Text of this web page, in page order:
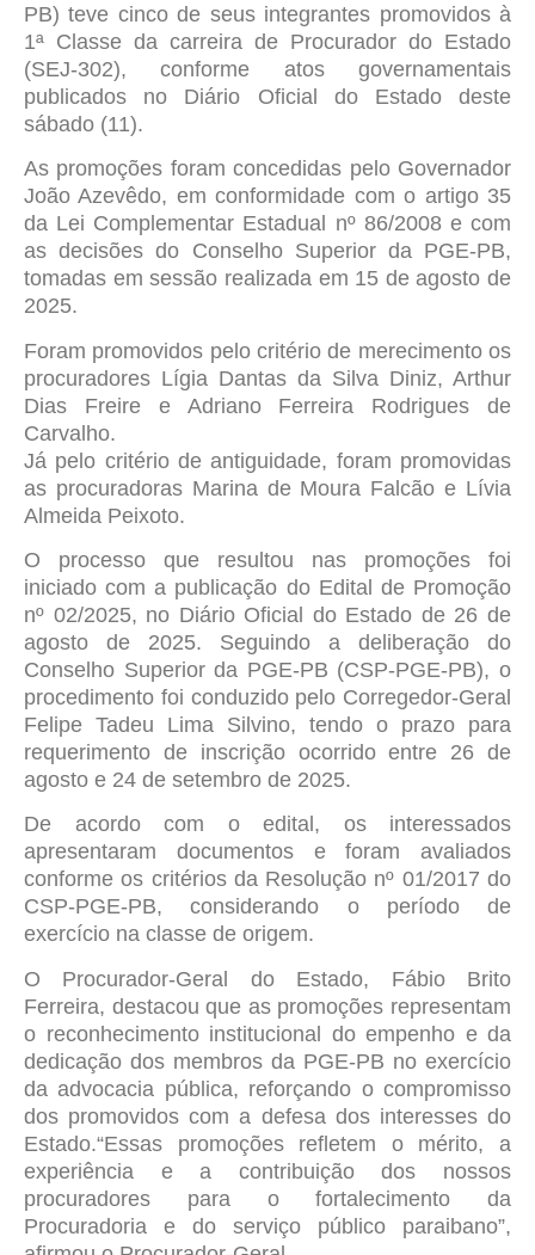
PB) teve cinco de seus integrantes promovidos à
1ª Classe da carreira de Procurador do Estado
(SEJ-302), conforme atos governamentais
publicados no Diário Oficial do Estado deste
sábado (11).
As promoções foram concedidas pelo Governador
João Azevêdo, em conformidade com o artigo 35
da Lei Complementar Estadual nº 86/2008 e com
as decisões do Conselho Superior da PGE-PB,
tomadas em sessão realizada em 15 de agosto de
2025.
Foram promovidos pelo critério de merecimento os
procuradores Lígia Dantas da Silva Diniz, Arthur
Dias Freire e Adriano Ferreira Rodrigues de
Carvalho.
Já pelo critério de antiguidade, foram promovidas
as procuradoras Marina de Moura Falcão e Lívia
Almeida Peixoto.
O processo que resultou nas promoções foi
iniciado com a publicação do Edital de Promoção
nº 02/2025, no Diário Oficial do Estado de 26 de
agosto de 2025. Seguindo a deliberação do
Conselho Superior da PGE-PB (CSP-PGE-PB), o
procedimento foi conduzido pelo Corregedor-Geral
Felipe Tadeu Lima Silvino, tendo o prazo para
requerimento de inscrição ocorrido entre 26 de
agosto e 24 de setembro de 2025.
De acordo com o edital, os interessados
apresentaram documentos e foram avaliados
conforme os critérios da Resolução nº 01/2017 do
CSP-PGE-PB, considerando o período de
exercício na classe de origem.
O Procurador-Geral do Estado, Fábio Brito
Ferreira, destacou que as promoções representam
o reconhecimento institucional do empenho e da
dedicação dos membros da PGE-PB no exercício
da advocacia pública, reforçando o compromisso
dos promovidos com a defesa dos interesses do
Estado.“Essas promoções refletem o mérito, a
experiência e a contribuição dos nossos
procuradores para o fortalecimento da
Procuradoria e do serviço público paraibano”,